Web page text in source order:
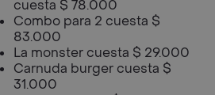
cuesta $ 78.000
Combo para 2 cuesta $
83.000
La monster cuesta $ 29.000
Carnuda burger cuesta $
31.000